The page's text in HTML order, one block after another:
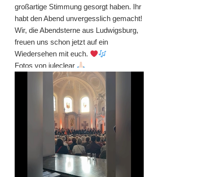
großartige Stimmung gesorgt haben. Ihr
habt den Abend unvergesslich gemacht!
Wir, die Abendsterne aus Ludwigsburg,
freuen uns schon jetzt auf ein
Wiedersehen mit euch.
Fotos von juleclear